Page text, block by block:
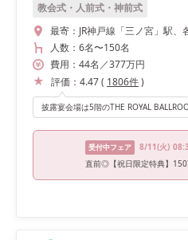
教会式・人前式・神前式
最寄： JR神戸線「三ノ宮」駅、
人数： 6名〜150名
費用： 44名 ／377万円
評価： 4.47( 1806件)
受付中フェア 8/11(火)